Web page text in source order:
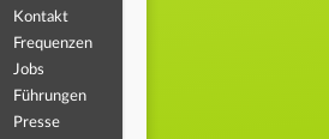
Kontakt
Frequenzen
Jobs
Führungen
Presse